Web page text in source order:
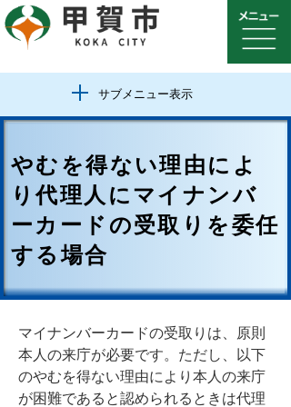
サブメニュー表示
やむを得ない理由によ
り代理人にマイナンバ
ーカードの受取りを委任
する場合
マイナンバーカードの受取りは、原則
本人の来庁が必要です。ただし、以下
のやむを得ない理由により本人の来庁
が困難であると認められるときは代理